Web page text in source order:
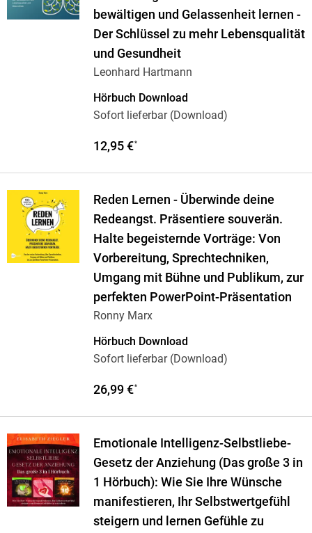
bewältigen und Gelassenheit lernen -
Der Schlüssel zu mehr Lebensqualität
und Gesundheit
Leonhard Hartmann
Hörbuch Download
Sofort lieferbar (Download)
12,95 €*
Reden Lernen - Überwinde deine
Redeangst. Präsentiere souverän.
Halte begeisternde Vorträge: Von
Vorbereitung, Sprechtechniken,
Umgang mit Bühne und Publikum, zur
perfekten PowerPoint-Präsentation
Ronny Marx
Hörbuch Download
Sofort lieferbar (Download)
26,99 €*
Emotionale Intelligenz-Selbstliebe-
Gesetz der Anziehung (Das große 3 in
1 Hörbuch): Wie Sie Ihre Wünsche
manifestieren, Ihr Selbstwertgefühl
steigern und lernen Gefühle zu